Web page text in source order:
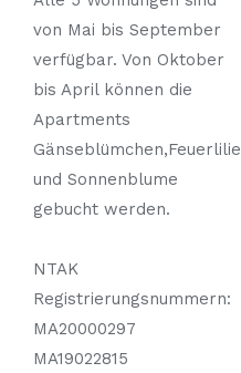
von Mai bis September
verfügbar. Von Oktober
bis April können die
Apartments
Gänseblümchen,Feuerlilie
und Sonnenblume
gebucht werden.
NTAK
Registrierungsnummern:
MA20000297
MA19022815